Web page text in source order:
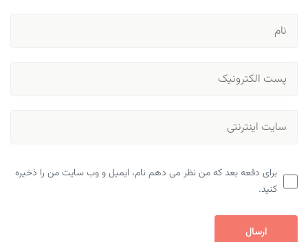
برای دفعه بعد که من نظر می دهم نام، ایمیل و وب سایت من را ذخیره
کنید.
ارسال